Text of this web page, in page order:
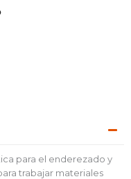
para el enderezado y
trabajar materiales